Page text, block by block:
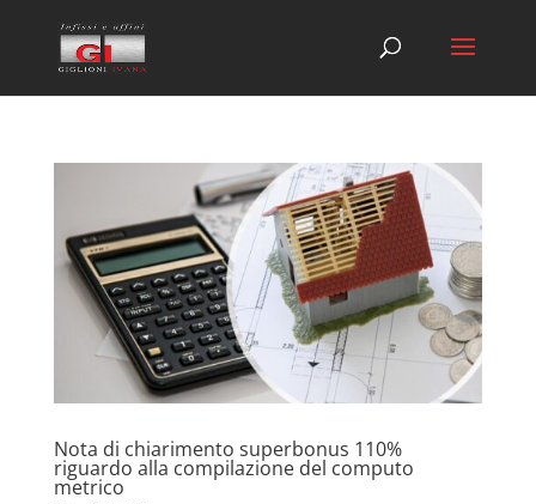
Nota di chiarimento superbonus 110%
riguardo alla compilazione del computo
metrico